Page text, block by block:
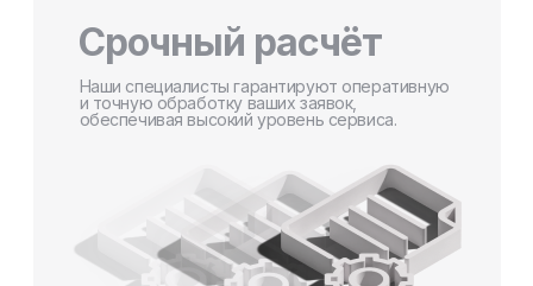
Срочный расчёт
Наши специалисты гарантируют оперативную
и точную обработку ваших заявок,
обеспечивая высокий уровень сервиса.